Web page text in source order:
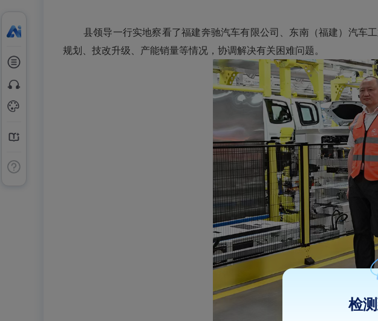
县领导一行实地察看了福建奔驰汽车有限公司、东南（福建）汽车
规划、技改升级、产能销量等情况，协调解决有关困难问题。
检